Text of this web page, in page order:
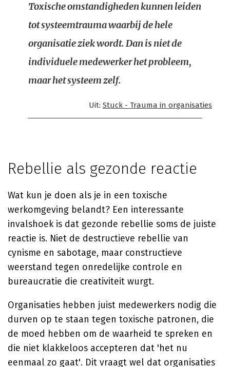
Toxische omstandigheden kunnen leiden
tot systeemtrauma waarbij de hele
organisatie ziek wordt. Dan is niet de
individuele medewerker het probleem,
maar het systeem zelf.
Uit: Stuck - Trauma in organisaties
Rebellie als gezonde reactie
Wat kun je doen als je in een toxische
werkomgeving belandt? Een interessante
invalshoek is dat gezonde rebellie soms de juiste
reactie is. Niet de destructieve rebellie van
cynisme en sabotage, maar constructieve
weerstand tegen onredelijke controle en
bureaucratie die creativiteit wurgt.
Organisaties hebben juist medewerkers nodig die
durven op te staan tegen toxische patronen, die
de moed hebben om de waarheid te spreken en
die niet klakkeloos accepteren dat 'het nu
eenmaal zo gaat'. Dit vraagt wel dat organisaties